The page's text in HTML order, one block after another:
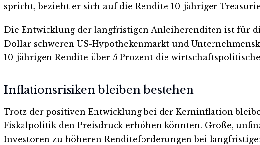
spricht, bezieht er sich auf die Rendite 10-jähriger
Die Entwicklung der langfristigen Anleiherenditen ist für
Dollar schweren US-Hypothekenmarkt und
10-jährigen Rendite über 5 Prozent die
Inflationsrisiken bleiben bestehen
Trotz der positiven Entwicklung bei der Kerninflation
Fiskalpolitik den Preisdruck erhöhen könnten. Große,
Investoren zu höheren Renditeforderungen bei